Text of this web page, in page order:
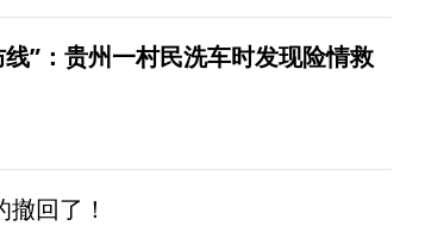
”：贵州一村民洗车时发现险情救
回了！